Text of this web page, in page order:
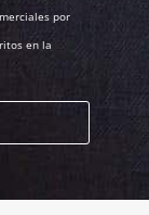
por
en la